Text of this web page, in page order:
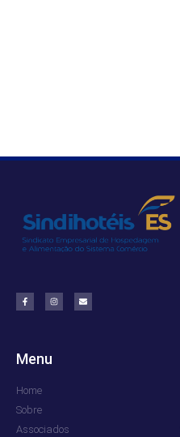
Menu
Home
Sobre
Associados